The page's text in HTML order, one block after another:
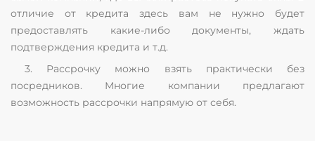
отличие от кредита здесь вам не нужно будет
предоставлять какие-либо документы, ждать
подтверждения кредита и т.д.
3. Рассрочку можно взять практически без
посредников. Многие компании предлагают
возможность рассрочки напрямую от себя.